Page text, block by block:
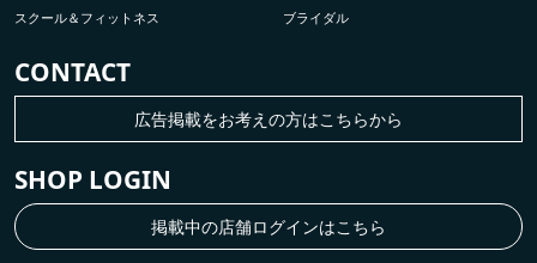
スクール＆フィットネス ブライダル
SHOP LOGIN
掲載中の店舗ログインはこちら
CONTACT
広告掲載をお考えの方はこちらから